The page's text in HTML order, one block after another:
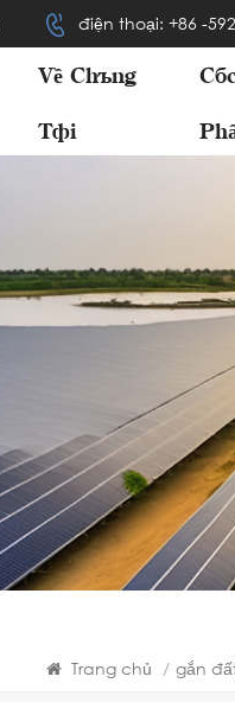
điện thoại: +86 -
Về Chúng
Tôi
Trang chủ / gắn